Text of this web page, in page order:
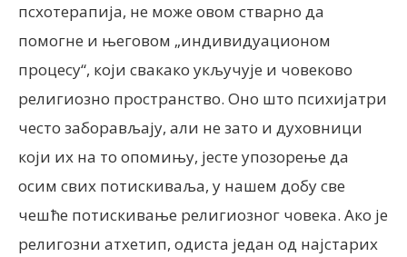
псхотерапија, не може овом стварно да
помогне и његовом „индивидуационом
процесу“, који свакако укључује и човеково
религиозно пространство. Оно што психијатри
често заборављају, али не зато и духовници
који их на то опомињу, јесте упозорење да
осим свих потискиваља, у нашем добу све
чешће потискивање религиозног човека. Ако је
религозни атхетип, одиста један од најстарих